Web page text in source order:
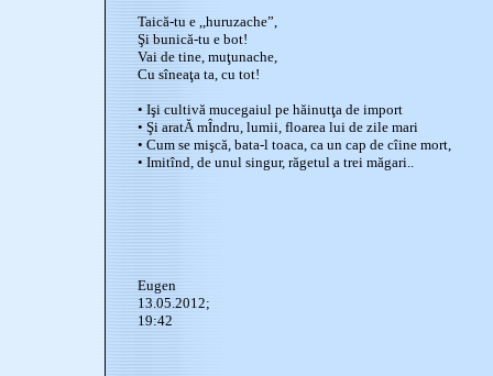
Taică-tu e ,,huruzache”,
Şi bunică-tu e bot!
Vai de tine, muţunache,
Cu sîneaţa ta, cu tot!
• Işi cultivă mucegaiul pe hăinutţa de import
• Şi aratĂ mÎndru, lumii, floarea lui de zile mari
• Cum se mişcă, bata-l toaca, ca un cap de cîine mort,
• Imitînd, de unul singur, răgetul a trei măgari..
Eugen
13.05.2012;
19:42